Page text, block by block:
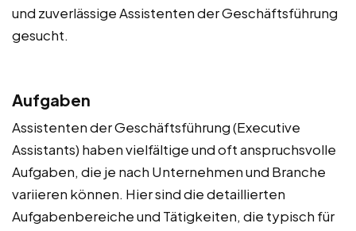
und zuverlässige Assistenten der Geschäftsführung
gesucht.
Aufgaben
Assistenten der Geschäftsführung (Executive
Assistants) haben vielfältige und oft anspruchsvolle
Aufgaben, die je nach Unternehmen und Branche
variieren können. Hier sind die detaillierten
Aufgabenbereiche und Tätigkeiten, die typisch für